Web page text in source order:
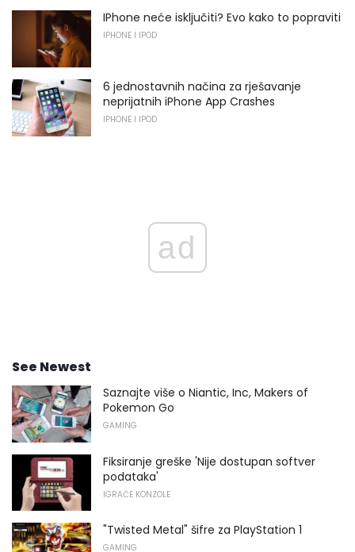
IPhone neće isključiti? Evo kako to popraviti
IPHONE I IPOD
6 jednostavnih načina za rješavanje
neprijatnih iPhone App Crashes
IPHONE I IPOD
ad
See Newest
Saznajte više o Niantic, Inc, Makers of
Pokemon Go
GAMING
Fiksiranje greške 'Nije dostupan softver
podataka'
IGRAĆE KONZOLE
"Twisted Metal" šifre za PlayStation 1
GAMING